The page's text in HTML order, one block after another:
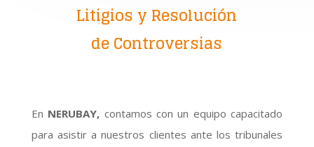
Litigios y Resolución
de Controversias
En NERUBAY, contamos con un equipo capacitado
para asistir a nuestros clientes ante los tribunales